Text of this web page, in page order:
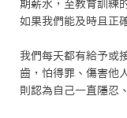
期薪水，至教育訓練
如果我們能及時且正
我們每天都有給予或
齒，怕得罪、傷害他
則認為自己一直隱忍